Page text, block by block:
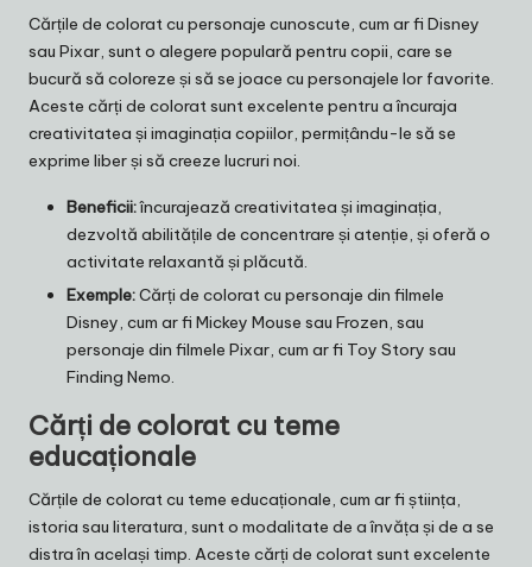
Cărțile de colorat cu personaje cunoscute, cum ar fi Disney
sau Pixar, sunt o alegere populară pentru copii, care se
bucură să coloreze și să se joace cu personajele lor favorite.
Aceste cărți de colorat sunt excelente pentru a încuraja
creativitatea și imaginația copiilor, permițându-le să se
exprime liber și să creeze lucruri noi.
Beneficii:încurajează creativitatea și imaginația,
dezvoltă abilitățile de concentrare și atenție, și oferă o
activitate relaxantă și plăcută.
Exemple:Cărți de colorat cu personaje din filmele
Disney, cum ar fi Mickey Mouse sau Frozen, sau
personaje din filmele Pixar, cum ar fi Toy Story sau
Finding Nemo.
Cărți de colorat cu teme
educaționale
Cărțile de colorat cu teme educaționale, cum ar fi știința,
istoria sau literatura, sunt o modalitate de a învăța și de a se
distra în același timp. Aceste cărți de colorat sunt excelente